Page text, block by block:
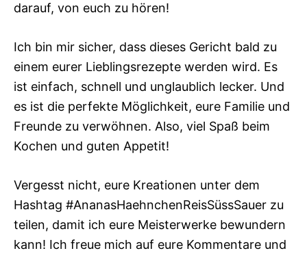
darauf, von euch zu hören!
Ich bin mir sicher, dass dieses Gericht bald zu
einem eurer Lieblingsrezepte werden wird. Es
ist einfach, schnell und unglaublich lecker. Und
es ist die perfekte Möglichkeit, eure Familie und
Freunde zu verwöhnen. Also, viel Spaß beim
Kochen und guten Appetit!
Vergesst nicht, eure Kreationen unter dem
Hashtag #AnanasHaehnchenReisSüssSauer zu
teilen, damit ich eure Meisterwerke bewundern
kann! Ich freue mich auf eure Kommentare und